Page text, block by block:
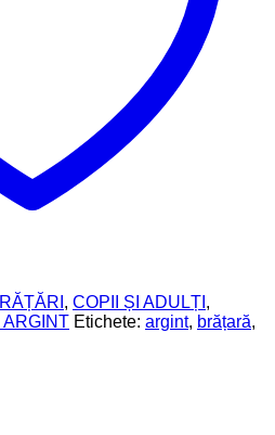
, COPII ȘI ADULȚI ,
ARGINT Etichete: argint, brățară,